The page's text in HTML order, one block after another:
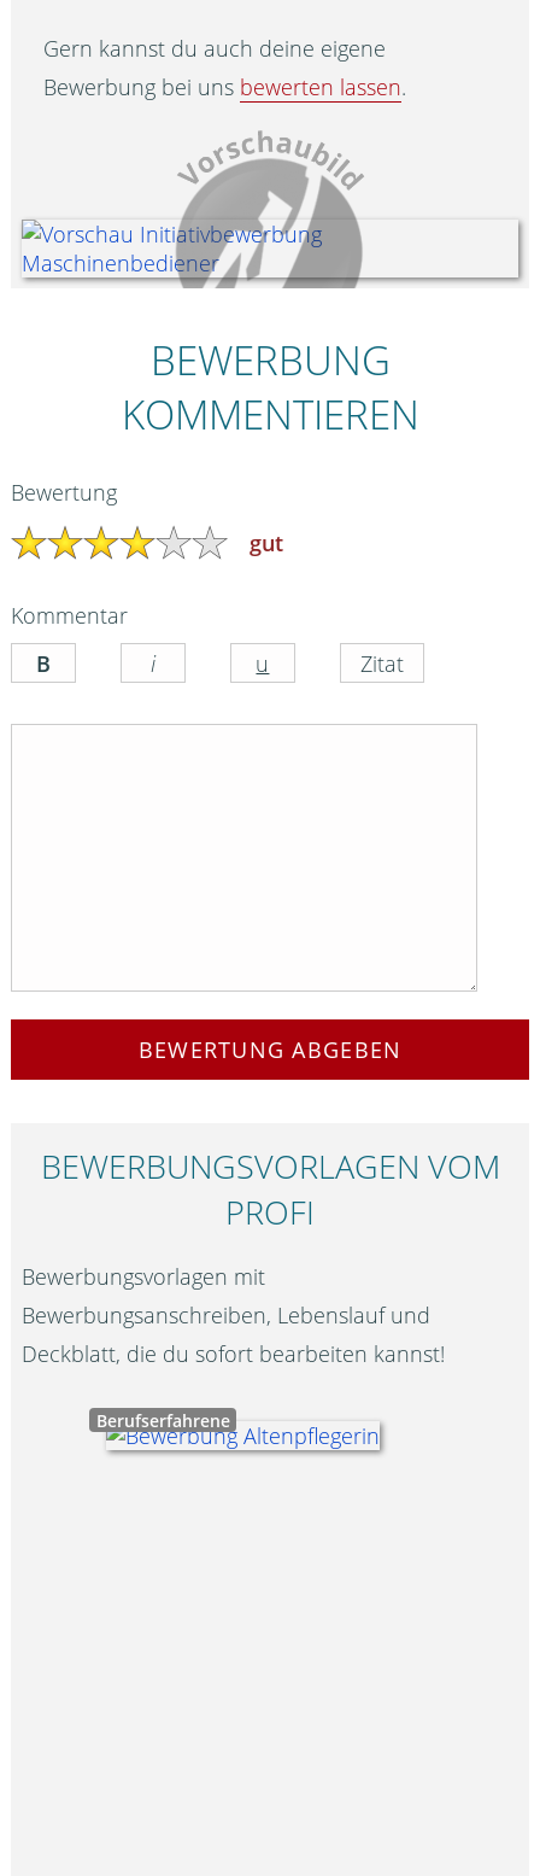
Gern kannst du auch deine eigene
Bewerbung bei uns bewerten lassen.
BEWERBUNG
KOMMENTIEREN
Bewertung
gut
Kommentar
BEWERTUNG ABGEBEN
BEWERBUNGS­VORLAGEN VOM
PROFI
Bewerbungsvorlagen mit
Bewerbungsanschreiben, Lebenslauf und
Deckblatt, die du sofort bearbeiten kannst!
Berufserfahrene